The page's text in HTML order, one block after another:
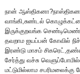
நான்
வாங்கி,சுண்டல்
இருக்குறவங்க
தவறாம ஐயப்பன் கோவில்
இரண்டு மாசம்
சேர்த்து வச்சு
மட்டுமில்லாம